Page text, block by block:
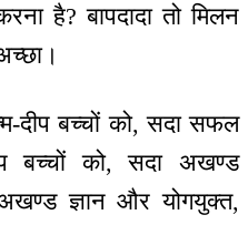
है? बापदादा तो मिलन
बच्चों को, सदा सफल
बच्चों को, सदा अखण्ड
अखण्ड ज्ञान और योगयुक्त,